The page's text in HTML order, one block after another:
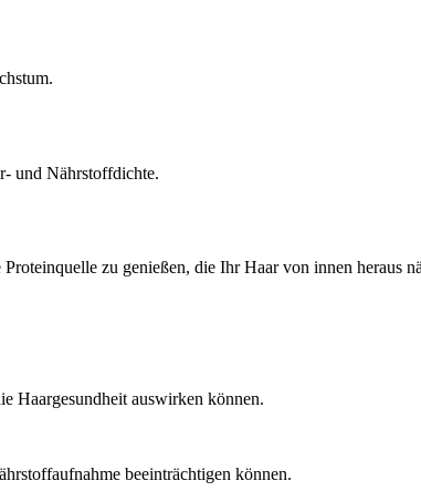
und Nährstoffdichte.
zu genießen, die Ihr Haar von innen heraus
Haargesundheit auswirken können.
beeinträchtigen können.